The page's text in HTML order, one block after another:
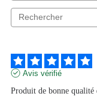
Avis vérifié
Produit de bonne qualité